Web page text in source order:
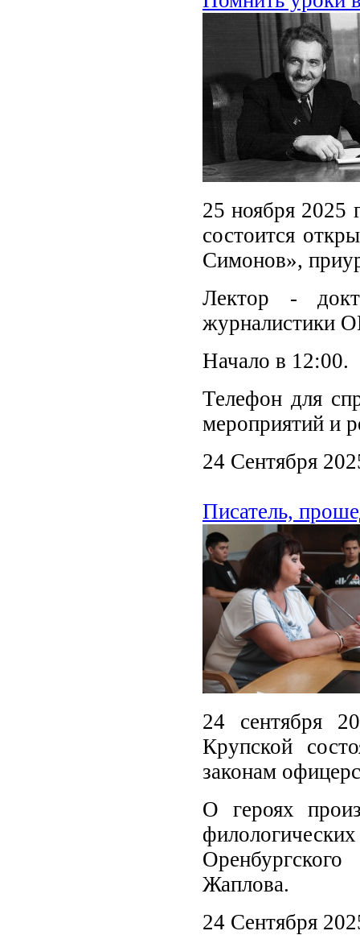
25 ноября 2025
состоится
Симонов»,
Лектор -
журналистики
Начало в 12:00.
Телефон для
мероприятий и
24 Сентября
Писатель,
24 сентября
Крупской
законам
О героях
Жаплова.
24 Сентября